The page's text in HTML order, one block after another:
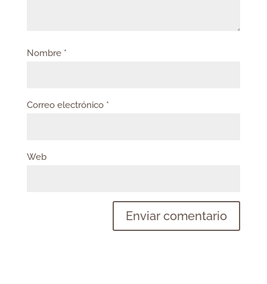
Nombre *
Correo electrónico *
Web